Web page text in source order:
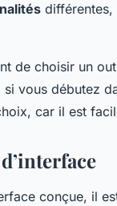
de choisir un
si vous débutez
car il est
conçue, il